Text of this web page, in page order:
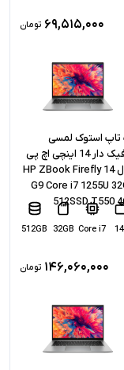
۶۹,۵۱۵,۰۰۰ تومان
تاپ استوک لمسی
گرافیک دار 14 اینچی اچ پی
مدل HP ZBook Firefly 14
G9 Core i7 1255U
512SSD T550
Core i7
32GB
512GB
۱۴۶,۰۶۰,۰۰۰ تومان